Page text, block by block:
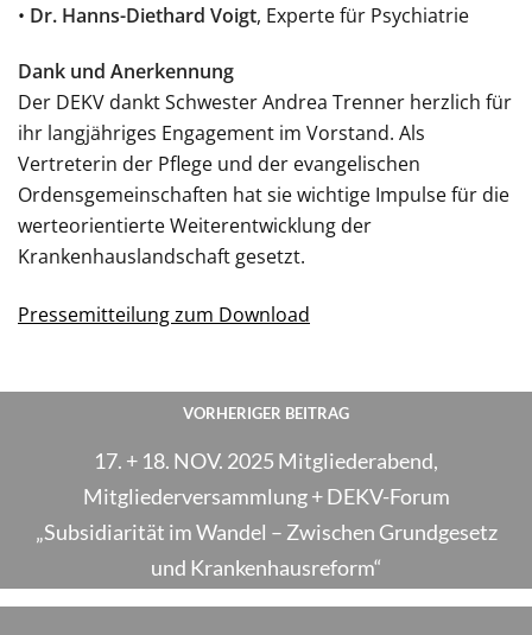
• Dr. Hanns-Diethard Voigt, Experte für Psychiatrie
Dank und Anerkennung
Der DEKV dankt Schwester Andrea Trenner herzlich für
ihr langjähriges Engagement im Vorstand. Als
Vertreterin der Pflege und der evangelischen
Ordensgemeinschaften hat sie wichtige Impulse für die
werteorientierte Weiterentwicklung der
Krankenhauslandschaft gesetzt.
Pressemitteilung zum Download
VORHERIGER BEITRAG
17. + 18. NOV. 2025 Mitgliederabend,
Mitgliederversammlung + DEKV-Forum
„Subsidiarität im Wandel – Zwischen Grundgesetz
und Krankenhausreform“